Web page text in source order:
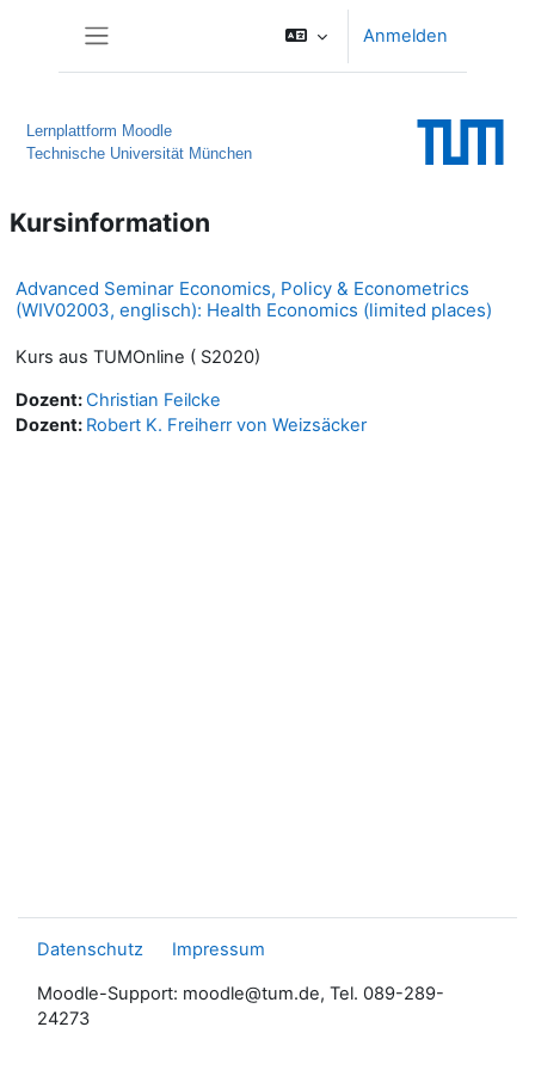
Anmelden
Lernplattform Moodle
Technische Universität München
Kursinformation
Advanced Seminar Economics, Policy & Econometrics
(WIV02003, englisch): Health Economics (limited places)
Kurs aus TUMOnline ( S2020)
Dozent:Christian Feilcke
Dozent: Robert K. Freiherr von Weizsäcker
Datenschutz Impressum
Moodle-Support: moodle@tum.de, Tel. 089-289-
24273